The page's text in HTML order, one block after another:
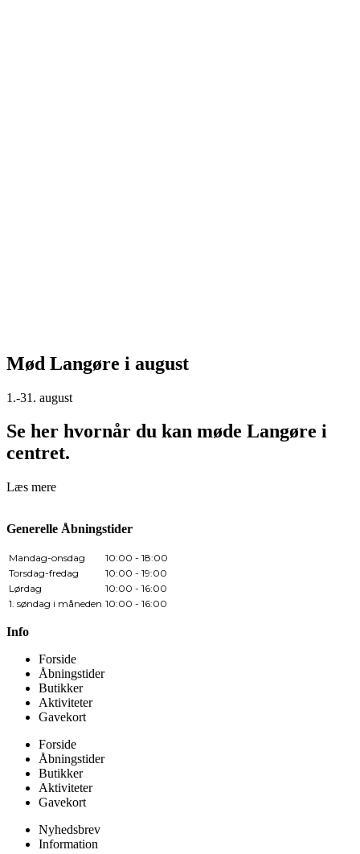
Mød Langøre i august
1.-31. august
Se her hvornår du kan møde Langøre i
centret.
Læs mere
Generelle Åbningstider
Mandag-onsdag
10:00 - 18:00
Torsdag-fredag
10:00 - 19:00
Lørdag
10:00 - 16:00
1. søndag i måneden 10:00 - 16:00
Info
Forside
Åbningstider
Butikker
Aktiviteter
Gavekort
Forside
Åbningstider
Butikker
Aktiviteter
Gavekort
Nyhedsbrev
Information